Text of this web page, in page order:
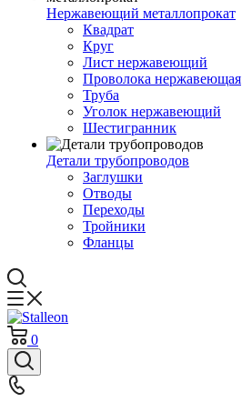
Нержавеющий металлопрокат
Квадрат
Круг
Лист нержавеющий
Проволока нержавеющая
Труба
Уголок нержавеющий
Шестигранник
Детали трубопроводов
Заглушки
Отводы
Переходы
Тройники
Фланцы
0